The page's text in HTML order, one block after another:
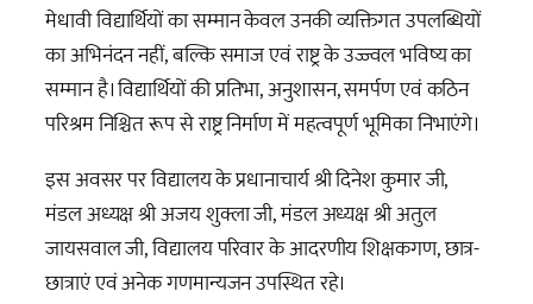
मेधावी विद्यार्थियों का सम्मान केवल उनकी व्यक्तिगत उपलब्धियों
का अभिनंदन नहीं, बल्कि समाज एवं राष्ट्र के उज्ज्वल भविष्य का
सम्मान है। विद्यार्थियों की प्रतिभा, अनुशासन, समर्पण एवं कठिन
परिश्रम निश्चित रूप से राष्ट्र निर्माण में महत्वपूर्ण भूमिका निभाएंगे।
इस अवसर पर विद्यालय के प्रधानाचार्य श्री दिनेश कुमार जी,
मंडल अध्यक्ष श्री अजय शुक्ला जी, मंडल अध्यक्ष श्री अतुल
जायसवाल जी, विद्यालय परिवार के आदरणीय शिक्षकगण, छात्र-
छात्राएं एवं अनेक गणमान्यजन उपस्थित रहे।